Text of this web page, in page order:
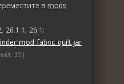
в mods
26.1.1, 26.1:
mod-fabric-quilt.jar
35)